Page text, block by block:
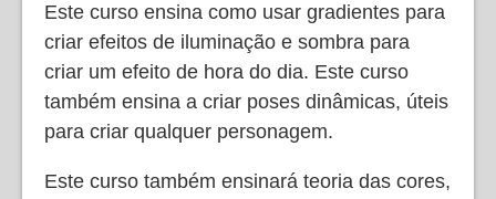
Este curso ensina como usar gradientes para
criar efeitos de iluminação e sombra para
criar um efeito de hora do dia. Este curso
também ensina a criar poses dinâmicas, úteis
para criar qualquer personagem.
Este curso também ensinará teoria das cores,